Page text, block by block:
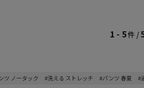
1 - 5件 /
ツ ノータック #洗える ストレッチ #パンツ 春夏 #